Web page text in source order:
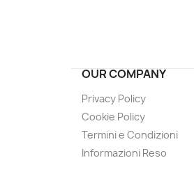
OUR COMPANY
Privacy Policy
Cookie Policy
Termini e Condizioni
Informazioni Reso